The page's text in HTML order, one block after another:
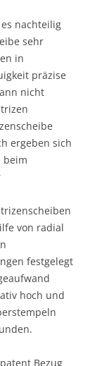
nachteilig
sehr
in
präzise
nicht
ergeben sich
beim
von radial
festgelegt
hoch und
Bezug